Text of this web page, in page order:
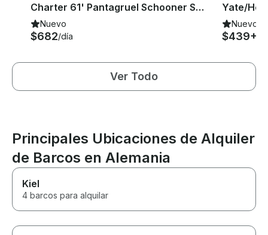
Charter 61' Pantagruel Schooner Schwerte, Alemania
Nuevo
$682/día
Nuevo
$439+
Ver Todo
Principales Ubicaciones de Alquiler
de Barcos en Alemania
Kiel
4 barcos para alquilar